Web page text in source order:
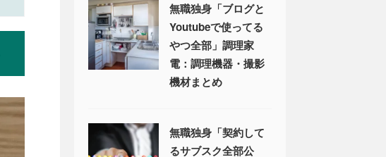
無職独身「ブログと
Youtubeで使ってる
やつ全部」調理家
電：調理機器・撮影
機材まとめ
無職独身「契約して
るサブスク全部公